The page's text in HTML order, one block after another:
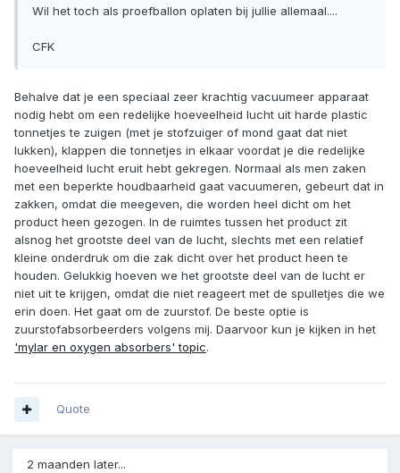
Wil het toch als proefballon oplaten bij jullie allemaal....
CFK
Behalve dat je een speciaal zeer krachtig vacuumeer apparaat
nodig hebt om een redelijke hoeveelheid lucht uit harde plastic
tonnetjes te zuigen (met je stofzuiger of mond gaat dat niet
lukken), klappen die tonnetjes in elkaar voordat je die redelijke
hoeveelheid lucht eruit hebt gekregen. Normaal als men zaken
met een beperkte houdbaarheid gaat vacuumeren, gebeurt dat in
zakken, omdat die meegeven, die worden heel dicht om het
product heen gezogen. In de ruimtes tussen het product zit
alsnog het grootste deel van de lucht, slechts met een relatief
kleine onderdruk om die zak dicht over het product heen te
houden. Gelukkig hoeven we het grootste deel van de lucht er
niet uit te krijgen, omdat die niet reageert met de spulletjes die we
erin doen. Het gaat om de zuurstof. De beste optie is
zuurstofabsorbeerders volgens mij. Daarvoor kun je kijken in het
'mylar en oxygen absorbers' topic.
Quote
2 maanden later...